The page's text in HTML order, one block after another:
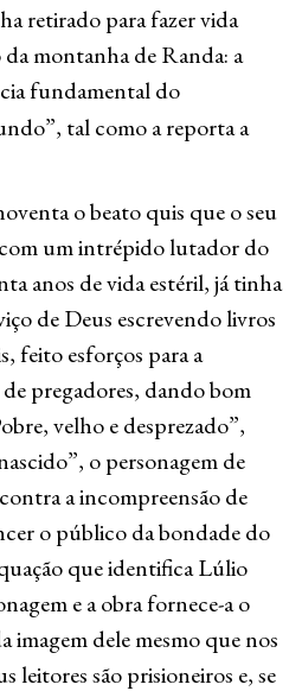
retirado para fazer vida
montanha de Randa: a
fundamental do
tal como a reporta a
o beato quis que o seu
um intrépido lutador do
anos de vida estéril, já tinha
de Deus escrevendo livros
feito esforços para a
pregadores, dando bom
velho e desprezado”,
o personagem de
a incompreensão de
o público da bondade do
que identifica Lúlio
e a obra fornece-a o
imagem dele mesmo que nos
leitores são prisioneiros e, se